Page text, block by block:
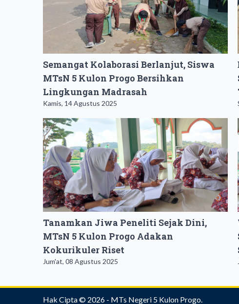
Semangat Kolaborasi Berlanjut, Siswa
MTsN 5 Kulon Progo Bersihkan
Lingkungan Madrasah
Kamis, 14 Agustus 2025
Tanamkan Jiwa Peneliti Sejak Dini,
MTsN 5 Kulon Progo Adakan
Kokurikuler Riset
Jum'at, 08 Agustus 2025
Hak Cipta © 2026 - MTs Negeri 5 Kulon Progo.